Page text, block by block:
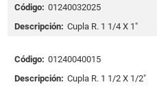
Código: 01240032025
Descripción: Cupla R. 1 1/4 X 1"
Código: 01240040015
Descripción: Cupla R. 1 1/2 X 1/2"